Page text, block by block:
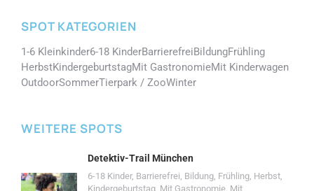
SPOT KATEGORIEN
1-6 Kleinkinder6-18 KinderBarrierefreiBildungFrühling
HerbstKindergeburtstagMit GastronomieMit Kinderwagen
OutdoorSommerTierpark / ZooWinter
WEITERE SPOTS
Detektiv-Trail München
6-18 Kinder, Barrierefrei, Bildung, Frühling, Herbst,
Kindergeburtstag, Mit Gastronomie, Mit